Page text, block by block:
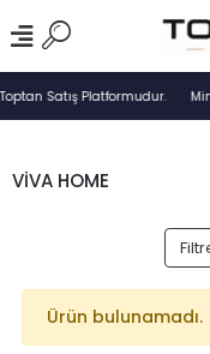
Satış Platformudur.
VİVA HOME
Ürün bulunamadı.